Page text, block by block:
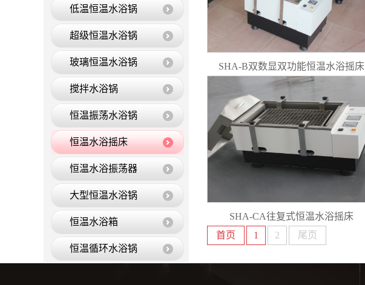
低温恒温水浴锅
超级恒温水浴锅
玻璃恒温水浴锅
搅拌水浴锅
恒温振荡水浴锅
恒温水浴摇床
恒温水浴振荡器
大型恒温水浴锅
恒温水浴箱
恒温循环水浴锅
SHA-B双数显双功能恒温水浴摇床
SHA-CA往复式恒温水浴摇床
首页
1 2 尾页